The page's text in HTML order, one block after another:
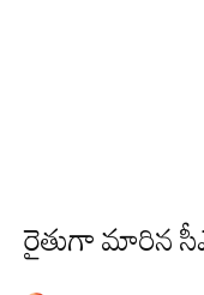
రైతుగా మారిన